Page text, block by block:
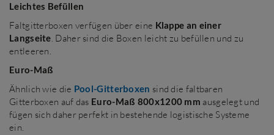
Leichtes Befüllen
Faltgitterboxen verfügen über eine Klappe an einer
Langseite. Daher sind die Boxen leicht zu befüllen und zu
entleeren.
Euro-Maß
Ähnlich wie die Pool-Gitterboxen sind die faltbaren
Gitterboxen auf das Euro-Maß 800x1200 mm ausgelegt und
fügen sich daher perfekt in bestehende logistische Systeme
ein.